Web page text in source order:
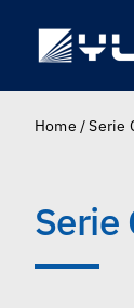
content
Home /Serie
Serie